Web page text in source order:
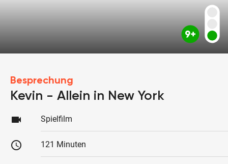
Besprechung
Kevin - Allein in New York
videocam Spielfilm
schedule 121 Minuten